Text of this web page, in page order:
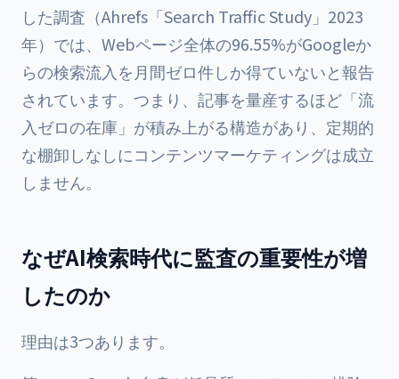
した調査（Ahrefs「Search Traffic Study」2023
年）では、Webページ全体の96.55%がGoogleか
らの検索流入を月間ゼロ件しか得ていないと報告
されています。つまり、記事を量産するほど「流
入ゼロの在庫」が積み上がる構造があり、定期的
な棚卸しなしにコンテンツマーケティングは成立
しません。
なぜAI検索時代に監査の重要性が増
したのか
理由は3つあります。